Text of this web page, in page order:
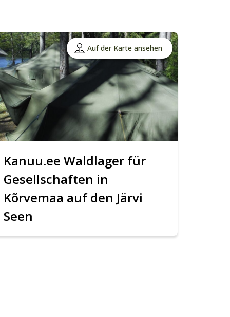
Auf der Karte ansehen
Kanuu.ee Waldlager für
Gesellschaften in
Kõrvemaa auf den Järvi
Seen